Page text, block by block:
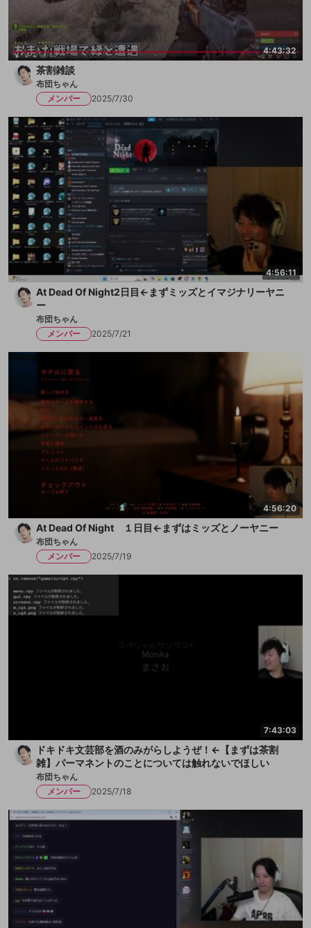
4:43:32
茶割雑談
布団ちゃん
メンバー
2025/7/30
4:56:11
At Dead Of Night2日目←まずミッズとイマジナリーヤニ
ー
布団ちゃん
メンバー
2025/7/21
4:56:20
At Dead Of Night １日目←まずはミッズとノーヤニー
布団ちゃん
メンバー
2025/7/19
7:43:03
ドキドキ文芸部を酒のみがらしようぜ！←【まずは茶割
雑】パーマネントのことについては触れないでほしい
布団ちゃん
メンバー
2025/7/18